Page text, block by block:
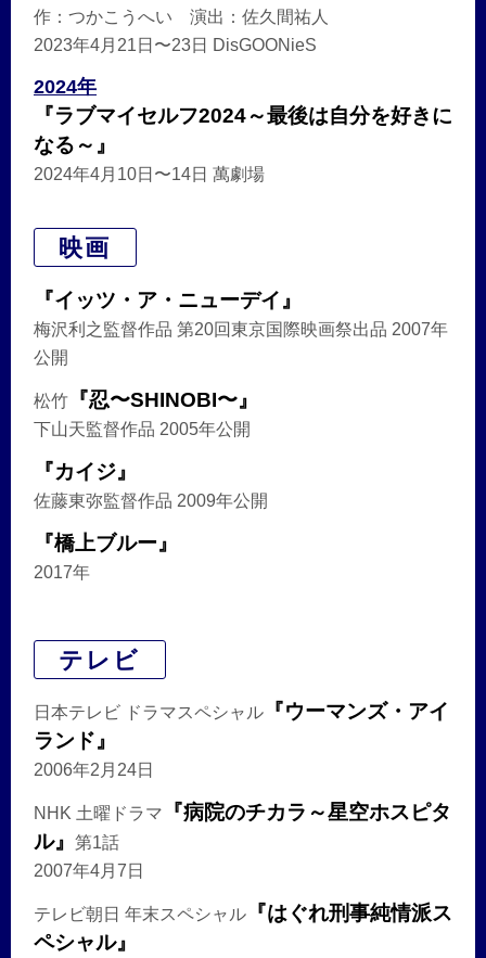
作：つかこうへい 演出：佐久間祐人
2023年4月21日〜23日 DisGOONieS
2024年
『ラブマイセルフ2024～最後は自分を好きに
なる～』
2024年4月10日〜14日 萬劇場
映画
『イッツ・ア・ニューデイ』
梅沢利之監督作品 第20回東京国際映画祭出品 2007年
公開
松竹 『忍〜SHINOBI〜』
下山天監督作品 2005年公開
『カイジ』
佐藤東弥監督作品 2009年公開
『橋上ブルー』
2017年
テレビ
日本テレビ ドラマスペシャル
『ウーマンズ・アイ
ランド』
2006年2月24日
NHK 土曜ドラマ
『病院のチカラ～星空ホスピタ
ル』 第1話
2007年4月7日
テレビ朝日 年末スペシャル
『はぐれ刑事純情派ス
ペシャル』